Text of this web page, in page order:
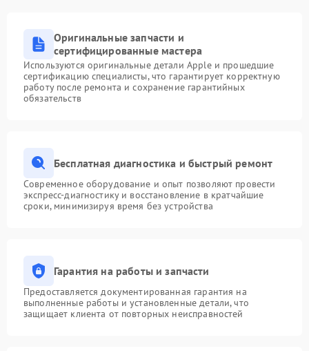
Оригинальные запчасти и
сертифицированные мастера
Используются оригинальные детали Apple и прошедшие
сертификацию специалисты, что гарантирует корректную
работу после ремонта и сохранение гарантийных
обязательств
Бесплатная диагностика и быстрый ремонт
Современное оборудование и опыт позволяют провести
экспресс-диагностику и восстановление в кратчайшие
сроки, минимизируя время без устройства
Гарантия на работы и запчасти
Предоставляется документированная гарантия на
выполненные работы и установленные детали, что
защищает клиента от повторных неисправностей